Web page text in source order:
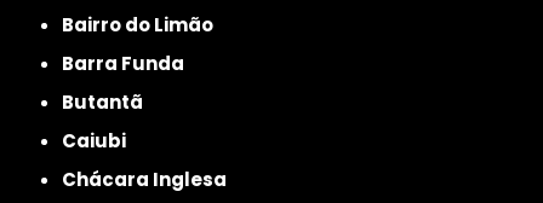
Bairro do Limão
Barra Funda
Butantã
Caiubi
Chácara Inglesa